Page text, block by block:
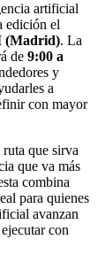
artificial
edición el
(Madrid). La
de 9:00 a
y
a
con mayor
que sirva
que va más
combina
para quienes
avanzan
con